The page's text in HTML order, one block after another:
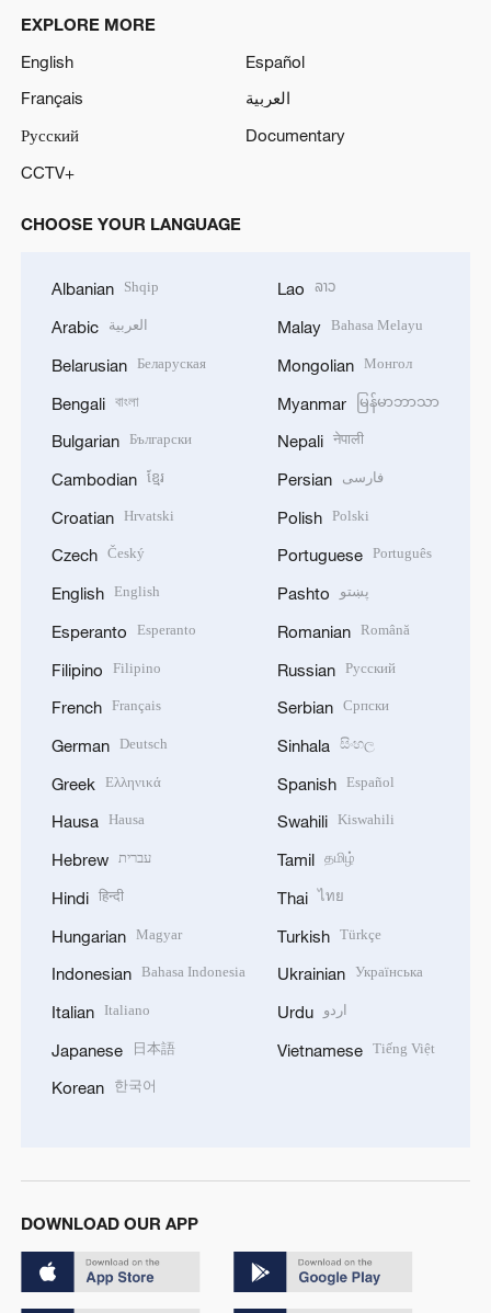
EXPLORE MORE
English
Español
Français
العربية
Русский
Documentary
CCTV+
CHOOSE YOUR LANGUAGE
Albanian Shqip
Arabic العربية
Belarusian Беларуская
Bengali বাংলা
Bulgarian Български
Cambodian ខ្មែរ
Croatian Hrvatski
Czech Český
English English
Esperanto Esperanto
Filipino Filipino
French Français
German Deutsch
Greek Ελληνικά
Hausa Hausa
Hebrew עברית
Hindi हिन्दी
Hungarian Magyar
Indonesian Bahasa Indonesia
Italian Italiano
Japanese 日本語
Korean 한국어
Lao ລາວ
Malay Bahasa Melayu
Mongolian Монгол
Myanmar မြန်မာဘာသာ
Nepali नेपाली
Persian فارسی
Polish Polski
Portuguese Português
Pashto پښتو
Romanian Română
Russian Русский
Serbian Српски
Sinhala සිංහල
Spanish Español
Swahili Kiswahili
Tamil தமிழ்
Thai ไทย
Turkish Türkçe
Ukrainian Українська
Urdu اردو
Vietnamese Tiếng Việt
DOWNLOAD OUR APP